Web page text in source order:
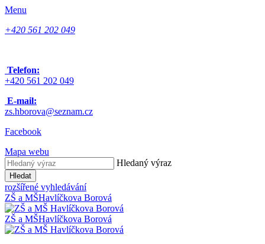
Menu
+420 561 202 049
Telefon:
+420 561 202 049
E-mail:
zs.hborova@seznam.cz
Facebook
Mapa webu
Hledaný výraz
Hledat
rozšířené vyhledávání
ZŠ a MŠHavlíčkova Borová
ZŠ a MŠHavlíčkova Borová